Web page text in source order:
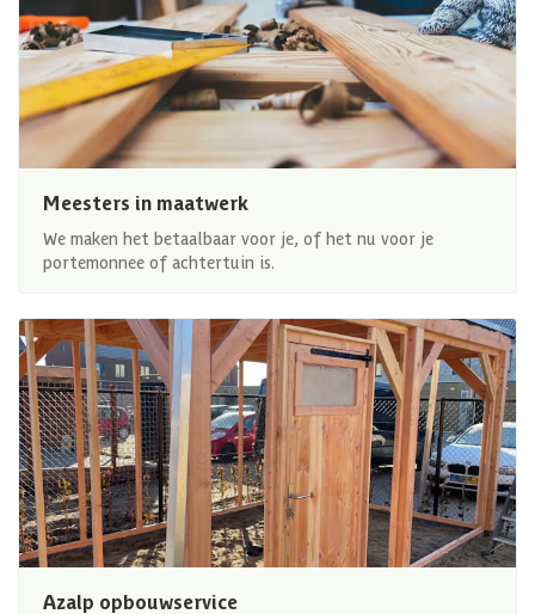
Meesters in maatwerk
We maken het betaalbaar voor je, of het nu voor je
portemonnee of achtertuin is.
Azalp opbouwservice